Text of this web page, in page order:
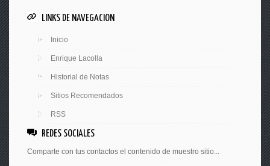
LINKS DE NAVEGACION
Inicio
Enrique Lacolla
Historial de Notas
Sitios Recomendados
RSS
REDES SOCIALES
Comparte con tus contactos el contenido de muestro sitio...